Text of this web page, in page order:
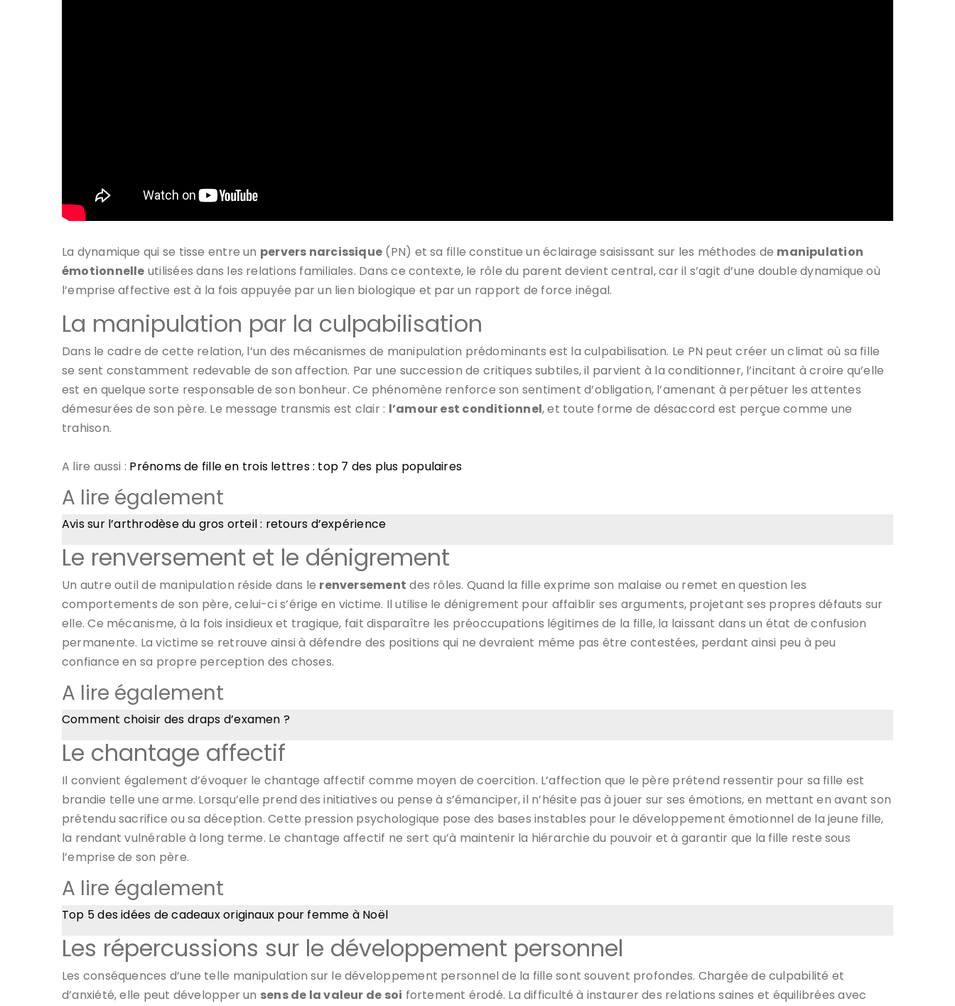
La dynamique qui se tisse entre un pervers narcissique (PN) et sa fille constitue un éclairage saisissant sur les méthodes de manipulation
émotionnelle utilisées dans les relations familiales. Dans ce contexte, le rôle du parent devient central, car il s’agit d’une double dynamique où
l’emprise affective est à la fois appuyée par un lien biologique et par un rapport de force inégal.
La manipulation par la culpabilisation
Dans le cadre de cette relation, l’un des mécanismes de manipulation prédominants est la culpabilisation. Le PN peut créer un climat où sa fille
se sent constamment redevable de son affection. Par une succession de critiques subtiles, il parvient à la conditionner, l’incitant à croire qu’elle
est en quelque sorte responsable de son bonheur. Ce phénomène renforce son sentiment d’obligation, l’amenant à perpétuer les attentes
démesurées de son père. Le message transmis est clair : l’amour est conditionnel, et toute forme de désaccord est perçue comme une
trahison.
A lire aussi : Prénoms de fille en trois lettres : top 7 des plus populaires
A lire également
Avis sur l’arthrodèse du gros orteil : retours d’expérience
Le renversement et le dénigrement
Un autre outil de manipulation réside dans le renversement des rôles. Quand la fille exprime son malaise ou remet en question les
comportements de son père, celui-ci s’érige en victime. Il utilise le dénigrement pour affaiblir ses arguments, projetant ses propres défauts sur
elle. Ce mécanisme, à la fois insidieux et tragique, fait disparaître les préoccupations légitimes de la fille, la laissant dans un état de confusion
permanente. La victime se retrouve ainsi à défendre des positions qui ne devraient même pas être contestées, perdant ainsi peu à peu
confiance en sa propre perception des choses.
A lire également
Comment choisir des draps d’examen ?
Le chantage affectif
Il convient également d’évoquer le chantage affectif comme moyen de coercition. L’affection que le père prétend ressentir pour sa fille est
brandie telle une arme. Lorsqu’elle prend des initiatives ou pense à s’émanciper, il n’hésite pas à jouer sur ses émotions, en mettant en avant son
prétendu sacrifice ou sa déception. Cette pression psychologique pose des bases instables pour le développement émotionnel de la jeune fille,
la rendant vulnérable à long terme. Le chantage affectif ne sert qu’à maintenir la hiérarchie du pouvoir et à garantir que la fille reste sous
l’emprise de son père.
A lire également
Top 5 des idées de cadeaux originaux pour femme à Noël
Les répercussions sur le développement personnel
Les conséquences d’une telle manipulation sur le développement personnel de la fille sont souvent profondes. Chargée de culpabilité et
d’anxiété, elle peut développer un sens de la valeur de soi fortement érodé. La difficulté à instaurer des relations saines et équilibrées avec